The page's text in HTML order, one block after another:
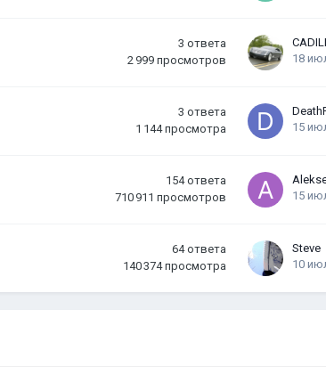
3 ответа
2 999 просмотров
18
3 ответа
1 144 просмотра
15
154 ответа
710 911 просмотров
15
64 ответа
140 374 просмотра
Steve
10